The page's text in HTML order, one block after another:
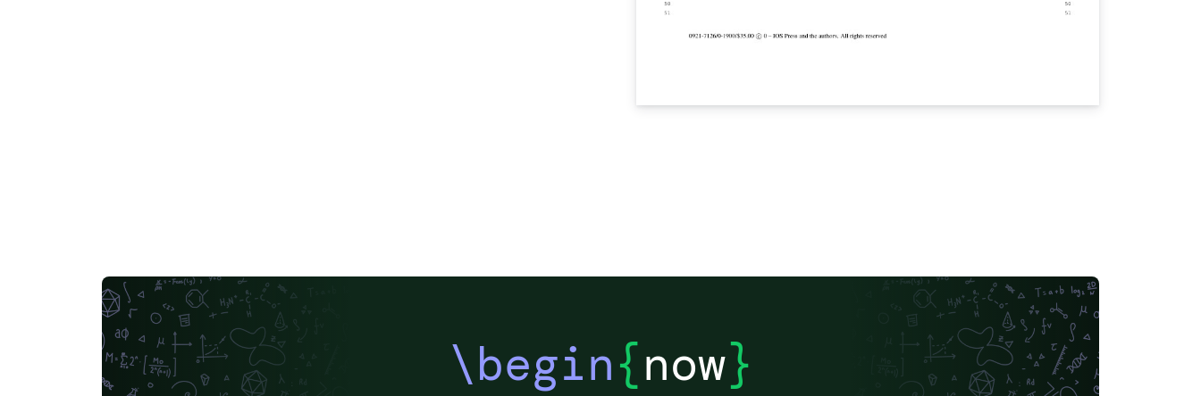
\begin{now}